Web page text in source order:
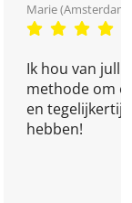
Marie
Ik hou van
methode om
en
hebben!